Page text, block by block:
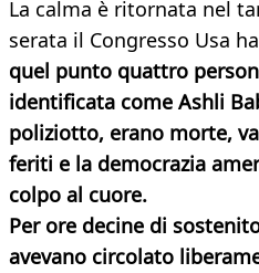
La calma è ritornata nel
serata il Congresso Usa
quel punto quattro
identificata come Ashli
poliziotto, erano morte,
feriti e la democrazia
colpo al cuore.
Per ore decine di
avevano circolato